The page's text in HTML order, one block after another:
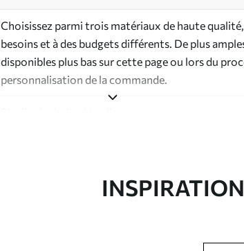
Choisissez parmi trois matériaux de haute
besoins et à des budgets différents. De plus
disponibles plus bas sur cette page ou lors du
personnalisation de la commande.
Vernis protecteur et/ou colle pour papier peint